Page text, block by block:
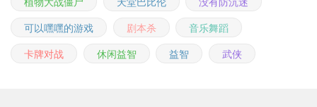
可以嘿嘿的游戏
剧本杀
音乐舞蹈
卡牌对战
休闲益智 益智 武侠